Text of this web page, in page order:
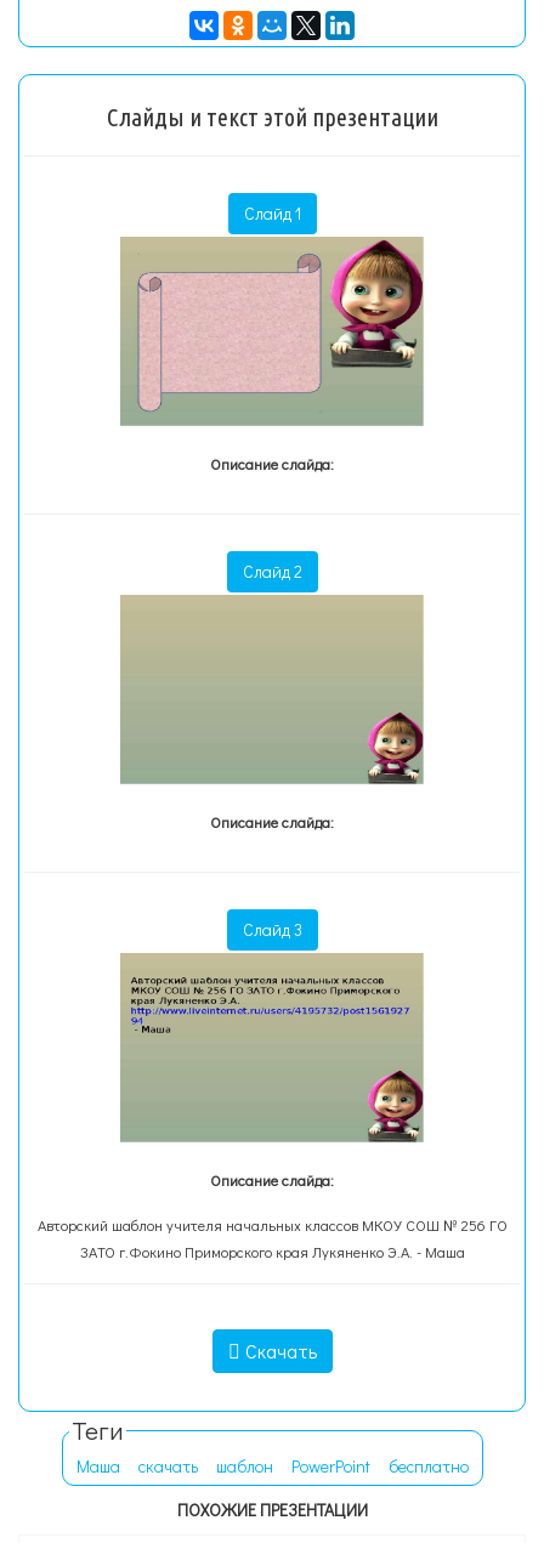
Слайды и текст этой презентации
Слайд 1
Описание слайда:
Слайд 2
Описание слайда:
Слайд 3
Описание слайда:
Авторский шаблон учителя начальных классов МКОУ СОШ № 256 ГО
ЗАТО г.Фокино Приморского края Лукяненко Э.А. - Маша
Скачать
Теги
Маша скачать шаблон PowerPoint
бесплатно
ПОХОЖИЕ ПРЕЗЕНТАЦИИ